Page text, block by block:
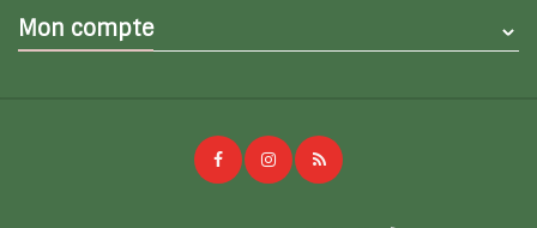
Mon compte